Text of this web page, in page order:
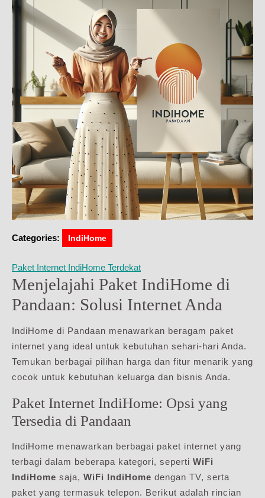
Categories: IndiHome
Paket Internet IndiHome Terdekat
Menjelajahi Paket IndiHome di
Pandaan: Solusi Internet Anda
IndiHome di Pandaan menawarkan beragam paket
internet yang ideal untuk kebutuhan sehari-hari Anda.
Temukan berbagai pilihan harga dan fitur menarik yang
cocok untuk kebutuhan keluarga dan bisnis Anda.
Paket Internet IndiHome: Opsi yang
Tersedia di Pandaan
IndiHome menawarkan berbagai paket internet yang
terbagi dalam beberapa kategori, seperti WiFi
IndiHome saja, WiFi IndiHome dengan TV, serta
paket yang termasuk telepon. Berikut adalah rincian